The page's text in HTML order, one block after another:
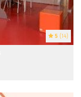
5 (14)